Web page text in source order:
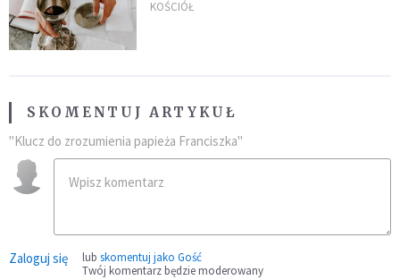
KOŚCIÓŁ
SKOMENTUJ ARTYKUŁ
"Klucz do zrozumienia papieża Franciszka"
Zaloguj się lub skomentuj jako Gość
Twój komentarz będzie moderowany